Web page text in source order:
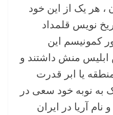
، هر یک از این خود
نویس قلمداد
کمونیسم این
ابلیس منش داشتند و
یا ابر قدرت
به نوبه خود سعی در
نام آریا در ایران